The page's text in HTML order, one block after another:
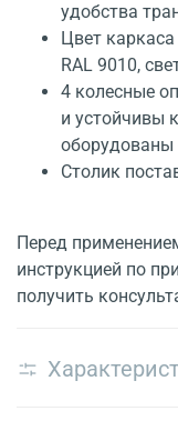
удобства
Цвет
RAL 9010,
4 колесные
и устойчивы
Столик
Перед
инструкцией по
получить